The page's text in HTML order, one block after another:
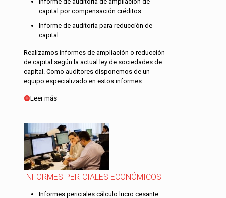
capital por compensación créditos.
Informe de auditoría para reducción de
capital.
Realizamos informes de ampliación o reducción
de capital según la actual ley de sociedades de
capital. Como auditores disponemos de un
equipo especializado en estos informes…
Leer más
INFORMES PERICIALES ECONÓMICOS
Informes periciales cálculo lucro cesante.